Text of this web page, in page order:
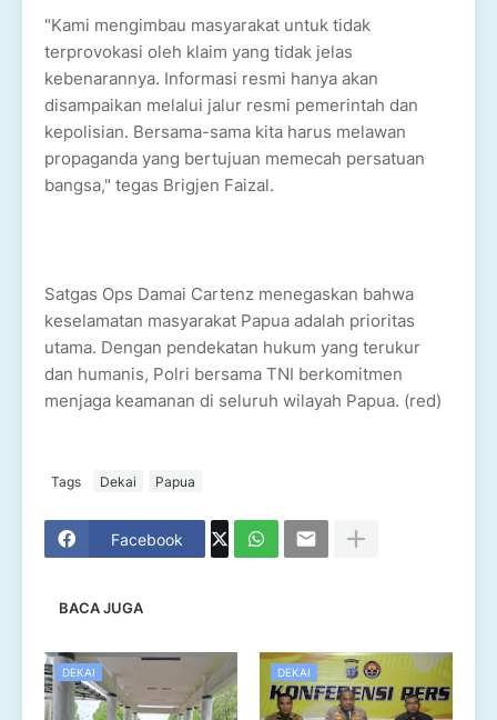
"Kami mengimbau masyarakat untuk tidak
terprovokasi oleh klaim yang tidak jelas
kebenarannya. Informasi resmi hanya akan
disampaikan melalui jalur resmi pemerintah dan
kepolisian. Bersama-sama kita harus melawan
propaganda yang bertujuan memecah persatuan
bangsa," tegas Brigjen Faizal.
Satgas Ops Damai Cartenz menegaskan bahwa
keselamatan masyarakat Papua adalah prioritas
utama. Dengan pendekatan hukum yang terukur
dan humanis, Polri bersama TNI berkomitmen
menjaga keamanan di seluruh wilayah Papua. (red)
Tags Dekai Papua
Facebook
BACA JUGA
DEKAI DEKAI